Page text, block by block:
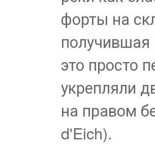
форты на
получившая
это просто
укрепляли
на правом
d'Eich).